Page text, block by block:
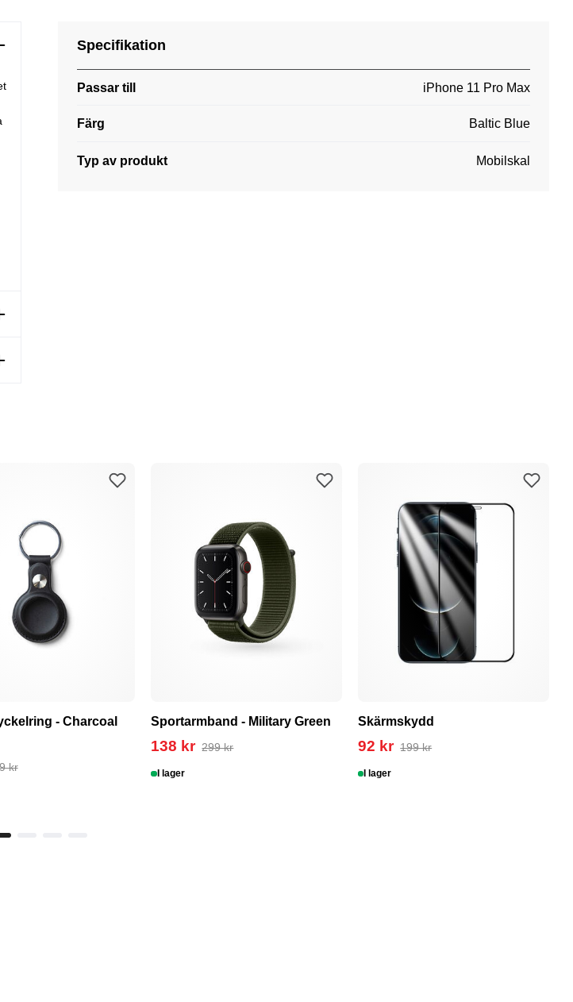
Specifikation
Passar till iPhone 11 Pro Max
Färg Baltic Blue
Typ av produkt Mobilskal
- Charcoal
kr
Sportarmband - Military Green
138 kr 299 kr
I lager
Skärmskydd
92 kr 199 kr
I lager